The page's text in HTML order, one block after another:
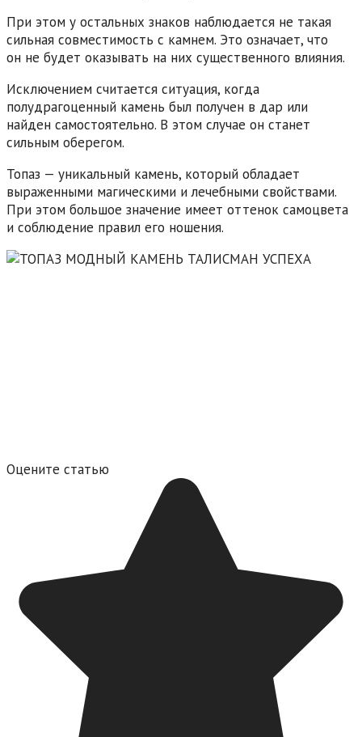
При этом у остальных знаков наблюдается не такая
сильная совместимость с камнем. Это означает, что
он не будет оказывать на них существенного влияния.
Исключением считается ситуация, когда
полудрагоценный камень был получен в дар или
найден самостоятельно. В этом случае он станет
сильным оберегом.
Топаз — уникальный камень, который обладает
выраженными магическими и лечебными свойствами.
При этом большое значение имеет оттенок самоцвета
и соблюдение правил его ношения.
Оцените статью